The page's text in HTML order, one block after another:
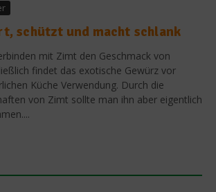
schützt und macht schlank
mit Zimt den Geschmack von
findet das exotische Gewürz vor
Küche Verwendung. Durch die
von Zimt sollte man ihn aber eigentlich